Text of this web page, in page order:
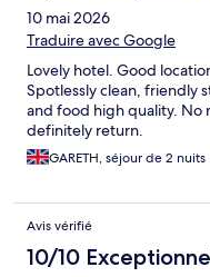
10 mai 2026
Traduire avec Google
Lovely hotel. Good
Spotlessly clean, friendly
and food high quality. No
definitely return.
GARETH, séjour de 2 nuits
Avis vérifié
10/10